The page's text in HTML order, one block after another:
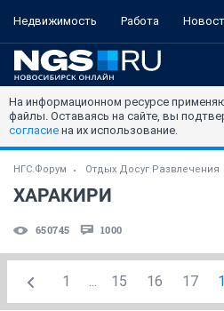
Недвижимость Работа
На информационном ресурсе
файлы. Оставаясь на сайте, вы
согласие на их использование.
НГС.Форум Отдых Досуг Развлечения
ХАРАКИРИ
650745 1000
1 ... 15 16 17